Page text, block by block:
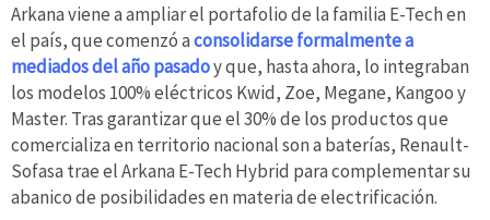
Arkana viene a ampliar el portafolio de la familia E-Tech en
el país, que comenzó aconsolidarse formalmente a
mediados del año pasadoy que, hasta ahora, lo integraban
los modelos 100% eléctricos Kwid, Zoe, Megane, Kangoo y
Master. Tras garantizar que el 30% de los productos que
comercializa en territorio nacional son a baterías, Renault-
Sofasa trae el Arkana E-Tech Hybrid para complementar su
abanico de posibilidades en materia de electrificación.